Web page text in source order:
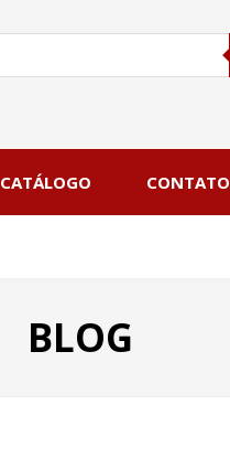
CATÁLOGO CONTATO
BLOG